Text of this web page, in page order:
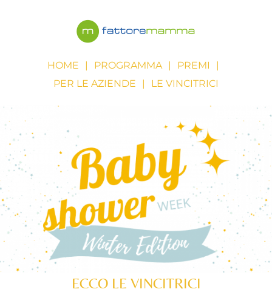
HOME PROGRAMMA
PREMI
PER LE AZIENDE
LE VINCITRICI
ECCO LE VINCITRICI